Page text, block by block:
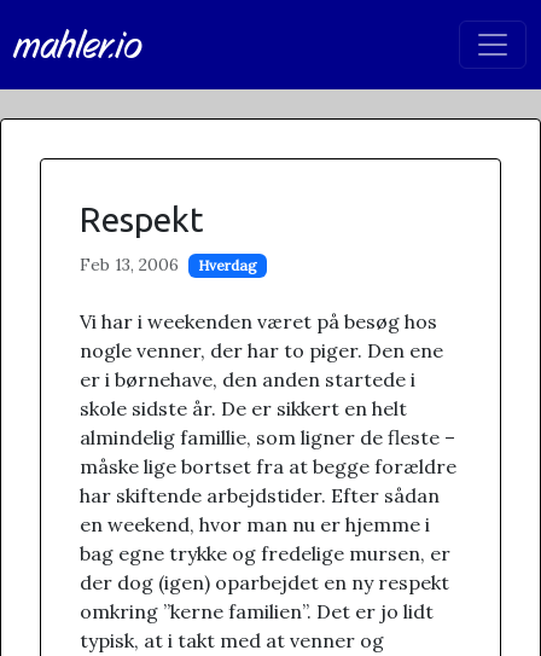
mahler.io
Respekt
Feb 13, 2006 Hverdag
Vi har i weekenden været på besøg hos
nogle venner, der har to piger. Den ene
er i børnehave, den anden startede i
skole sidste år. De er sikkert en helt
almindelig famillie, som ligner de fleste –
måske lige bortset fra at begge forældre
har skiftende arbejdstider. Efter sådan
en weekend, hvor man nu er hjemme i
bag egne trykke og fredelige mursen, er
der dog (igen) oparbejdet en ny respekt
omkring ”kerne familien”. Det er jo lidt
typisk, at i takt med at venner og